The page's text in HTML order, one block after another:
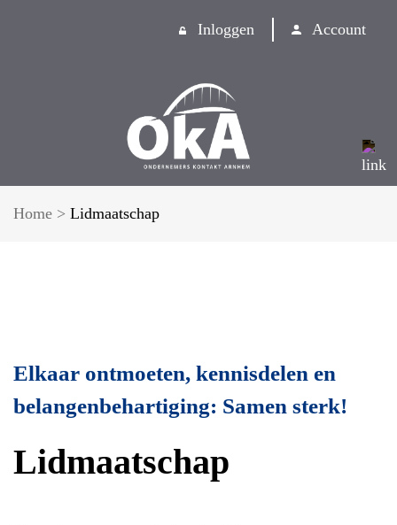
Inloggen Account
Home > Lidmaatschap
Elkaar ontmoeten, kennisdelen en
belangenbehartiging: Samen sterk!
Lidmaatschap